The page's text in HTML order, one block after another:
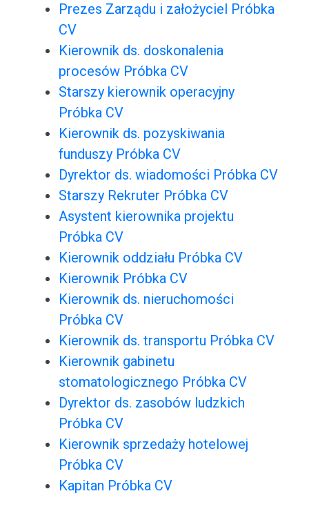
Prezes Zarządu i założyciel Próbka
CV
Kierownik ds. doskonalenia
procesów Próbka CV
Starszy kierownik operacyjny
Próbka CV
Kierownik ds. pozyskiwania
funduszy Próbka CV
Dyrektor ds. wiadomości Próbka CV
Starszy Rekruter Próbka CV
Asystent kierownika projektu
Próbka CV
Kierownik oddziału Próbka CV
Kierownik Próbka CV
Kierownik ds. nieruchomości
Próbka CV
Kierownik ds. transportu Próbka CV
Kierownik gabinetu
stomatologicznego Próbka CV
Dyrektor ds. zasobów ludzkich
Próbka CV
Kierownik sprzedaży hotelowej
Próbka CV
Kapitan Próbka CV